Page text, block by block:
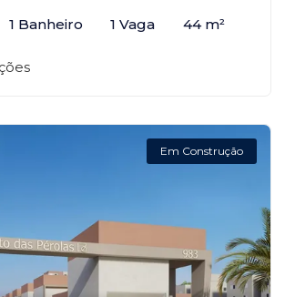
1 Banheiro 1 Vaga 44 m²
Em Construção